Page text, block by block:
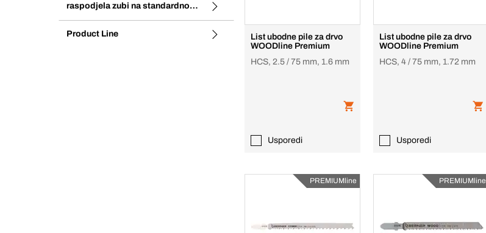
raspodjela zubi na standardnom nazubljenju
Product Line
List ubodne pile za drvo
WOODline Premium
HCS, 2.5 / 75 mm, 1.6 mm
Usporedi
List ubodne pile za drvo
WOODline Premium
HCS, 4 / 75 mm, 1.72 mm
Usporedi
PREMIUMline PREMIUMline